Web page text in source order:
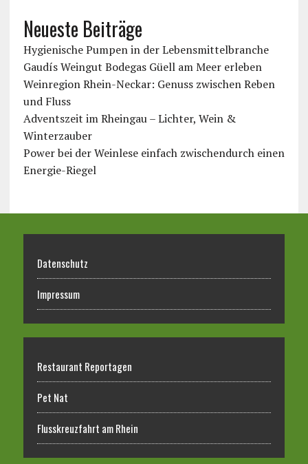
Neueste Beiträge
Hygienische Pumpen in der Lebensmittelbranche
Gaudís Weingut Bodegas Güell am Meer erleben
Weinregion Rhein-Neckar: Genuss zwischen Reben
und Fluss
Adventszeit im Rheingau – Lichter, Wein &
Winterzauber
Power bei der Weinlese einfach zwischendurch einen
Energie-Riegel
Datenschutz
Impressum
Restaurant Reportagen
Pet Nat
Flusskreuzfahrt am Rhein